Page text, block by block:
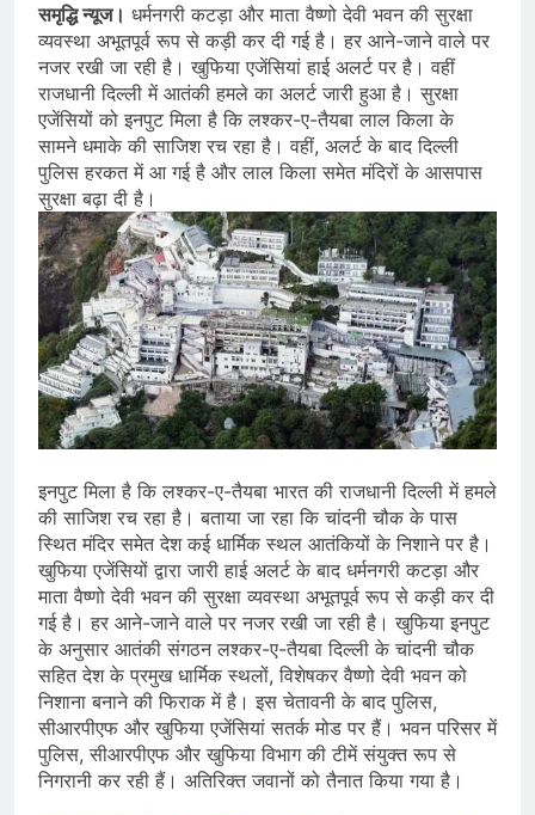
समृद्धि न्यूज। धर्मनगरी कटड़ा और माता वैष्णो देवी भवन की सुरक्षा
व्यवस्था अभूतपूर्व रूप से कड़ी कर दी गई है। हर आने-जाने वाले पर
नजर रखी जा रही है। खुफिया एजेंसियां हाई अलर्ट पर है। वहीं
राजधानी दिल्ली में आतंकी हमले का अलर्ट जारी हुआ है। सुरक्षा
एजेंसियों को इनपुट मिला है कि लश्कर-ए-तैयबा लाल किला के
सामने धमाके की साजिश रच रहा है। वहीं, अलर्ट के बाद दिल्ली
पुलिस हरकत में आ गई है और लाल किला समेत मंदिरों के आसपास
सुरक्षा बढ़ा दी है।
इनपुट मिला है कि लश्कर-ए-तैयबा भारत की राजधानी दिल्ली में हमले
की साजिश रच रहा है। बताया जा रहा कि चांदनी चौक के पास
स्थित मंदिर समेत देश कई धार्मिक स्थल आतंकियों के निशाने पर है।
खुफिया एजेंसियों द्वारा जारी हाई अलर्ट के बाद धर्मनगरी कटड़ा और
माता वैष्णो देवी भवन की सुरक्षा व्यवस्था अभूतपूर्व रूप से कड़ी कर दी
गई है। हर आने-जाने वाले पर नजर रखी जा रही है। खुफिया इनपुट
के अनुसार आतंकी संगठन लश्कर-ए-तैयबा दिल्ली के चांदनी चौक
सहित देश के प्रमुख धार्मिक स्थलों, विशेषकर वैष्णो देवी भवन को
निशाना बनाने की फिराक में है। इस चेतावनी के बाद पुलिस,
सीआरपीएफ और खुफिया एजेंसियां सतर्क मोड पर हैं। भवन परिसर में
पुलिस, सीआरपीएफ और खुफिया विभाग की टीमें संयुक्त रूप से
निगरानी कर रही हैं। अतिरिक्त जवानों को तैनात किया गया है।